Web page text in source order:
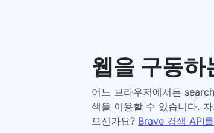
웹을 구동하
어느 브라우저에서든
색을 이용할 수 있습니다.
으신가요? Brave 검색 API